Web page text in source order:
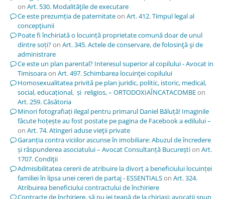
on Art. 530. Modalităţile de executare
Ce este prezumția de paternitateon Art. 412. Timpul legal al
concepţiunii
Poate fi închiriată o locuință proprietate comună doar de unul
dintre soți?on Art. 345. Actele de conservare, de folosinţă şi de
administrare
Ce este un plan parental? Interesul superior al copilului - Avocat in
Timisoaraon Art. 497. Schimbarea locuinţei copilului
Homosexualitatea privită pe plan juridic, politic, istoric, medical,
social, educațional, și religios, – ORTODOXIAÎNCATACOMBEon
Art. 259. Căsătoria
Minori fotografiați ilegal pentru primarul Daniel Băluță! Imaginile
făcute hoțește au fost postate pe pagina de Facebook a edilului –
on Art. 74. Atingeri aduse vieţii private
Garanția contra viciilor ascunse în imobiliare: Abuzul de încredere
și răspunderea asociatului – Avocat Consultanță Bucureștion Art.
1707. Condiţii
Admisibilitatea cererii de atribuire la divorț a beneficiului locuinței
familiei în lipsa unei cereri de partaj - ESSENTIALSon Art. 324.
Atribuirea beneficiului contractului de închiriere
Contracte de închiriere, să nu iei țeapă de la chiriași; avocații spun